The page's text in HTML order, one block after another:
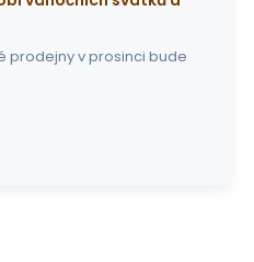
prodejny v prosinci bude